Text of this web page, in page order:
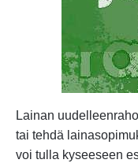
Lainan
tai tehdä
voi tulla kyseeseen